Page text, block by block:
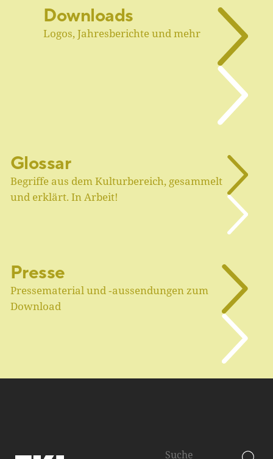
Downloads
Logos, Jahresberichte und mehr
Glossar
Begriffe aus dem Kulturbereich, gesammelt
und erklärt. In Arbeit!
Presse
Pressematerial und ‑aussendungen zum
Download